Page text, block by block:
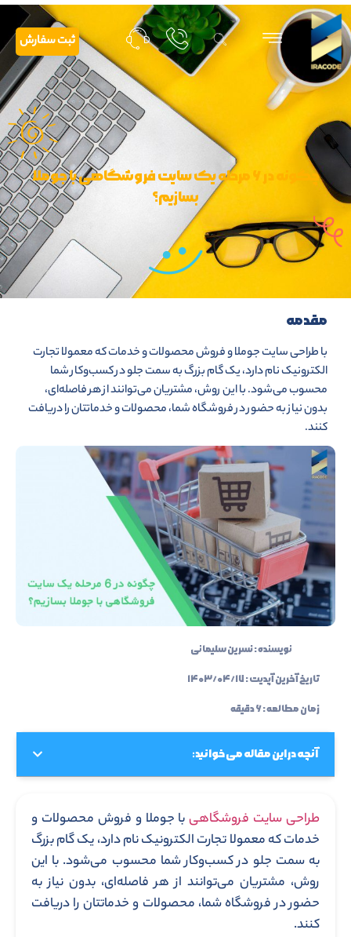
ثبت سفارش
چگونه در ۶ مرحله یک سایت فروشگاهی با جوملا
بسازیم؟
مقدمه
با طراحی سایت جوملا و فروش محصولات و خدمات که معمولا تجارت
الکترونیک نام دارد، یک گام بزرگ به سمت جلو در کسب‌وکار شما
محسوب می‌شود. با این روش، مشتریان می‌توانند از هر فاصله‌ای،
بدون نیاز به حضور در فروشگاه شما، محصولات و خدماتتان را دریافت
کنند.
نویسنده :نسرین سلیمانی
تاریخ آخرین آپدیت :۱۴۰۳/۰۴/۱۷
زمان مطالعه : ۶ دقیقه
آنچه در این مقاله می خوانید:
طراحی سایت فروشگاهیبا جوملا و فروش محصولات و
خدمات که معمولا تجارت الکترونیک نام دارد، یک گام بزرگ
به سمت جلو در کسب‌وکار شما محسوب می‌شود. با این
روش، مشتریان می‌توانند از هر فاصله‌ای، بدون نیاز به
حضور در فروشگاه شما، محصولات و خدماتتان را دریافت
کنند.